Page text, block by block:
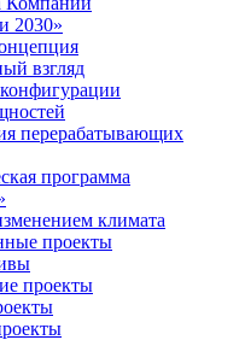
2030»
взгляд
перерабатывающих
программа
климата
проекты
проекты